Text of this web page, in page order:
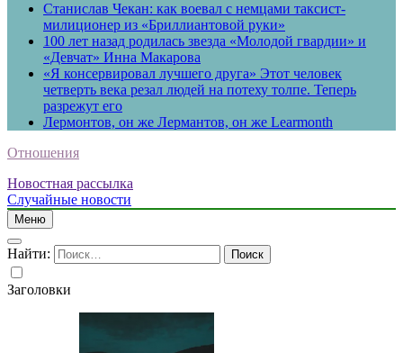
Станислав Чекан: как воевал с немцами таксист-
милиционер из «Бриллиантовой руки»
100 лет назад родилась звезда «Молодой гвардии» и
«Девчат» Инна Макарова
«Я консервировал лучшего друга» Этот человек
четверть века резал людей на потеху толпе. Теперь
разрежут его
Лермонтов, он же Лермантов, он же Learmonth
Отношения
Новостная рассылка
Случайные новости
Меню
Найти:
Заголовки